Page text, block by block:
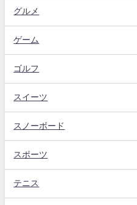
グルメ
ゲーム
ゴルフ
スイーツ
スノーボード
スポーツ
テニス